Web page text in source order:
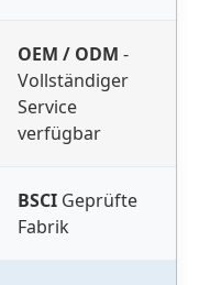
OEM / ODM -
Vollständiger
Service
verfügbar
BSCI Geprüfte
Fabrik